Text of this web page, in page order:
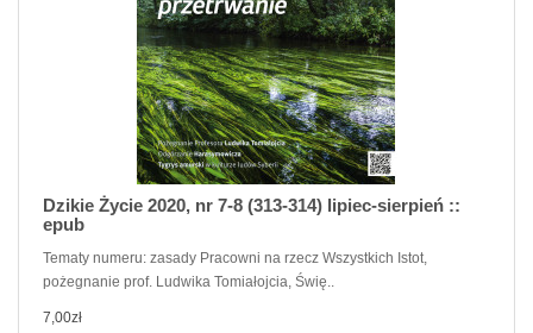
Dzikie Życie 2020, nr 7-8 (313-314) lipiec-sierpień ::
epub
Tematy numeru: zasady Pracowni na rzecz Wszystkich Istot,
pożegnanie prof. Ludwika Tomiałojcia, Świę..
7,00zł